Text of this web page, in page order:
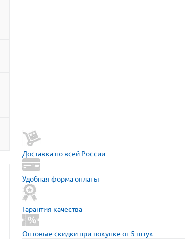
Доставка по всей России
Удобная форма оплаты
Гарантия качества
Оптовые скидки при покупке от 5 штук